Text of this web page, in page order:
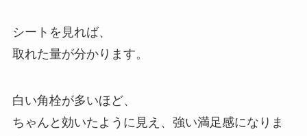
シートを見れば、
取れた量が分かります。
白い角栓が多いほど、
ちゃんと効いたように見え、強い満足感になりま